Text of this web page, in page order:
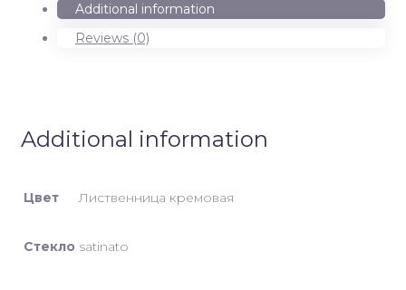
Additional information
Reviews (0)
Additional information
Цвет Лиственница кремовая
Стекло satinato